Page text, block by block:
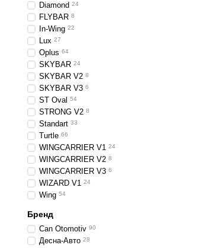
Diamond 24
FLYBAR 8
In-Wing 22
Lux 27
Oplus 64
SKYBAR 24
SKYBAR V2 8
SKYBAR V3 6
ST Oval 54
STRONG V2 8
Standart 33
Turtle 66
WINGCARRIER V1 24
WINGCARRIER V2 8
WINGCARRIER V3 6
WIZARD V1 24
Wing 54
Бренд
Can Otomotiv 90
Десна-Авто 28